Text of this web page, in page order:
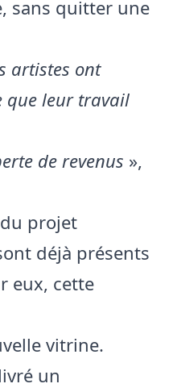
sans quitter une
artistes ont
que leur travail
de revenus »,
projet
déjà présents
eux, cette
vitrine.
un